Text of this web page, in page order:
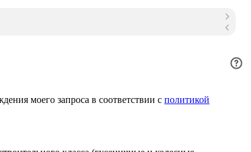
моего запроса в соответствии с политикой